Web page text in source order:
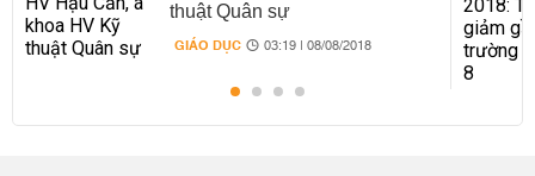
thuật Quân sự
GIÁO DỤC 03:19 | 08/08/2018